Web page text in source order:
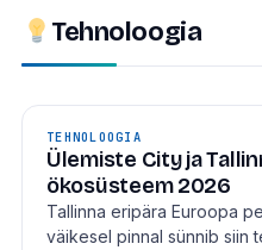
Tehnoloogia
TEHNOLOOGIA
Ülemiste City ja
ökosüsteem 2026
Tallinna eripära Euroopa
väikesel pinnal sünnib siin